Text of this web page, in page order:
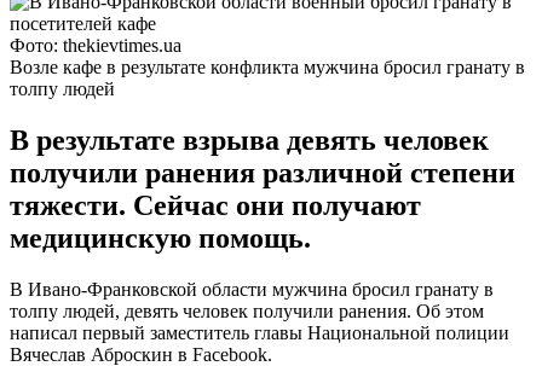
Фото: thekievtimes.ua
Возле кафе в результате конфликта мужчина бросил гранату в
толпу людей
В результате взрыва девять человек
получили ранения различной степени
тяжести. Сейчас они получают
медицинскую помощь.
В Ивано-Франковской области мужчина бросил гранату в
толпу людей, девять человек получили ранения. Об этом
написал первый заместитель главы Национальной полиции
Вячеслав Аброскин в Facebook.